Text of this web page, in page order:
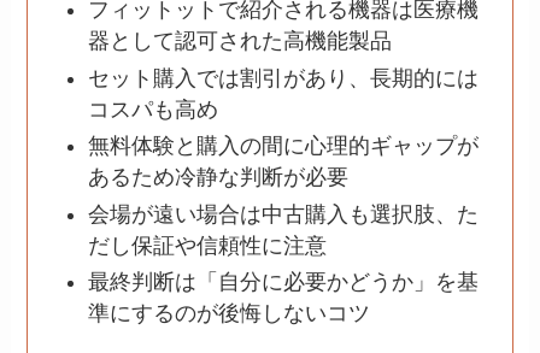
フィットットで紹介される機器は医療機
器として認可された高機能製品
セット購入では割引があり、長期的には
コスパも高め
無料体験と購入の間に心理的ギャップが
あるため冷静な判断が必要
会場が遠い場合は中古購入も選択肢、た
だし保証や信頼性に注意
最終判断は「自分に必要かどうか」を基
準にするのが後悔しないコツ